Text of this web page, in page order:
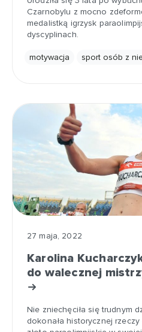
Czarnobylu z mocno
medalistką igrzysk
dyscyplinach.
motywacja sport osób z
27 maja, 2022
Karolina
do walecznej
Nie zniechęciła się trudnym
dokonała historycznej